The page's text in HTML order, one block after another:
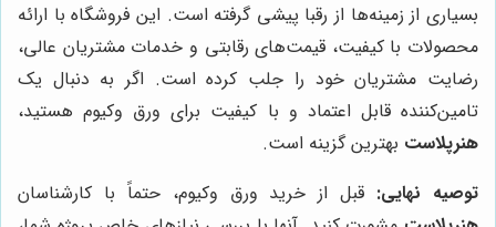
بسیاری از زمینه‌ها از رقبا پیشی گرفته است. این فروشگاه با ارائه
محصولات با کیفیت، قیمت‌های رقابتی و خدمات مشتریان عالی،
رضایت مشتریان خود را جلب کرده است. اگر به دنبال یک
تامین‌کننده قابل اعتماد و با کیفیت برای ورق وکیوم هستید،
هنرپلاست بهترین گزینه است.
توصیه نهایی: قبل از خرید ورق وکیوم، حتماً با کارشناسان